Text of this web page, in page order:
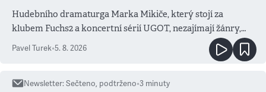
Hudebního dramaturga Marka Mikiče, který stojí za
klubem Fuchs2 a koncertní sérií UGOT, nezajímají žánry,
Pavel Turek•5. 8. 2026
Newsletter:Sečteno, podtrženo•3 minuty